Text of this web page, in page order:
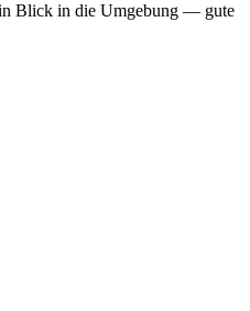
Blick in die Umgebung — gute